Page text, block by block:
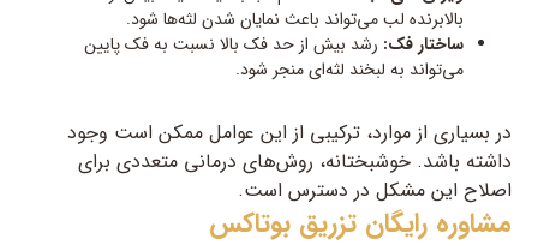
بالابرنده لب می‌تواند باعث نمایان شدن لثه‌ها شود.
ساختار فک: رشد بیش از حد فک بالا نسبت به فک پایین
می‌تواند به لبخند لثه‌ای منجر شود.
در بسیاری از موارد، ترکیبی از این عوامل ممکن است وجود
داشته باشد. خوشبختانه، روش‌های درمانی متعددی برای
اصلاح این مشکل در دسترس است.
مشاوره رایگان تزریق بوتاکس